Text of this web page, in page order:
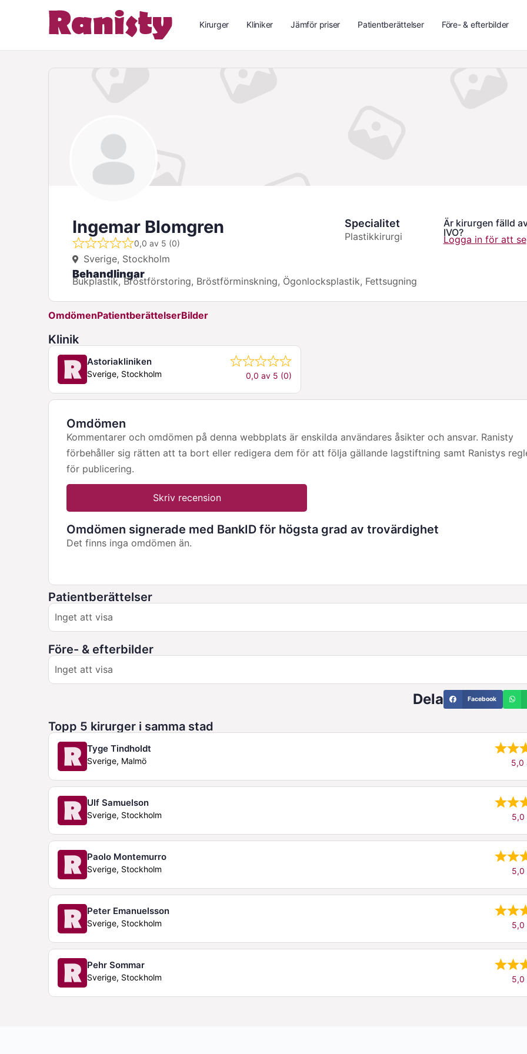
Kirurger Kliniker Jämför priser Patientberättelser Före- & efterbilder
Ingemar Blomgren
0,0 av 5 (0)
Sverige, Stockholm
Specialitet
Plastikkirurgi
Är kirurgen fälld
IVO?
Logga in för att se
Behandlingar
Bukplastik, Bröstförstoring, Bröstförminskning, Ögonlocksplastik, Fettsugning
OmdömenPatientberättelserBilder
Klinik
Astoriakliniken
Sverige, Stockholm 0,0 av 5 (0)
Omdömen
Kommentarer och omdömen på denna webbplats är enskilda användares åsikter och ansvar. Ranisty
förbehåller sig rätten att ta bort eller redigera dem för att följa gällande lagstiftning samt Ranistys
för publicering.
Skriv recension
Omdömen signerade med BankID för högsta grad av trovärdighet
Det finns inga omdömen än.
Patientberättelser
Inget att visa
Före- & efterbilder
Inget att visa
Facebook
Dela
Topp 5 kirurger i samma stad
Tyge Tindholdt
Sverige, Malmö 5,0
Ulf Samuelson
Sverige, Stockholm 5,0
Paolo Montemurro
Sverige, Stockholm 5,0
Peter Emanuelsson
Sverige, Stockholm 5,0
Pehr Sommar
Sverige, Stockholm 5,0